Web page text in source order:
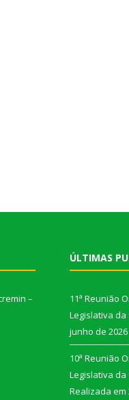
–
ÚLTIMAS
11ª Reunião
Legislativa da
junho de 2026
10ª Reunião
Legislativa da
Realizada em